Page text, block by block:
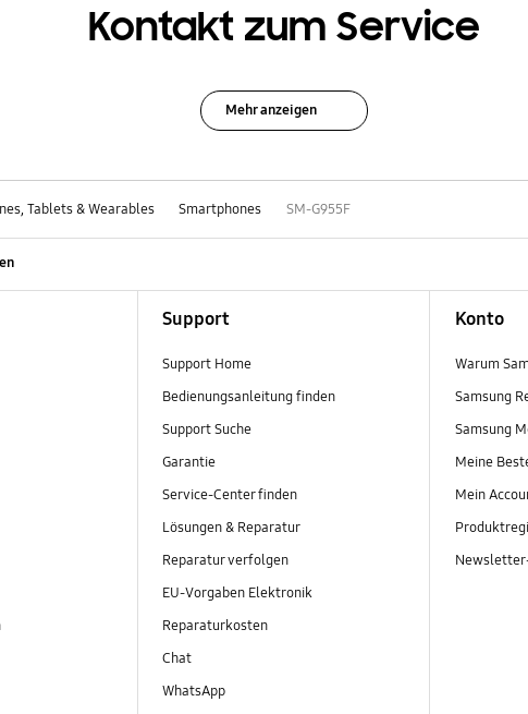
Kontakt zum Service
Mehr anzeigen
Tablets & Wearables Smartphones SM-G955F
Support
Support Home
Bedienungsanleitung finden
Support Suche
Garantie
Service-Center finden
Lösungen & Reparatur
Reparatur verfolgen
EU-Vorgaben Elektronik
Reparaturkosten
Chat
WhatsApp
Konto
Warum
Samsung
Samsung
Meine
Mein